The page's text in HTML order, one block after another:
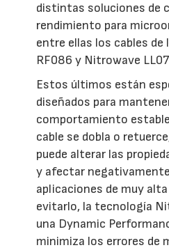
distintas soluciones de
rendimiento para
entre ellas los cables de
RF086 y Nitrowave
Estos últimos están
diseñados para
comportamiento
cable se dobla o
puede alterar las
y afectar
aplicaciones de muy
evitarlo, la tecnología
una Dynamic
minimiza los errores de